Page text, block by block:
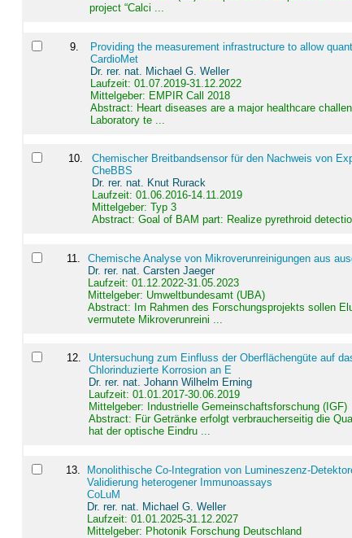
project “Calci ...
9
Providing the measurement infrastructure to allow
CardioMet
Dr. rer. nat. Michael G. Weller
Laufzeit: 01.07.2019-31.12.2022
Mittelgeber: EMPIR Call 2018
Abstract: Heart diseases are a major healthcare
Laboratory te ...
10.
Chemischer Breitbandsensor für den Nachweis von
CheBBS
Dr. rer. nat. Knut Rurack
Laufzeit: 01.06.2016-14.11.2019
Mittelgeber: Typ 3
Abstract:Goal of BAM part: Realize pyrethroid
11
Chemische Analyse von Mikroverunreinigungen aus
Dr. rer. nat. Carsten Jaeger
Laufzeit: 01.12.2022-31.05.2023
Mittelgeber: Umweltbundesamt (UBA)
Abstract: Im Rahmen des Forschungsprojekts sollen
vermutete Mikroverunreini ...
12.
Untersuchung zum Einfluss der Oberflächengüte auf
Chlorinduzierte Korrosion an E
Dr. rer. nat. Johann Wilhelm Erning
Laufzeit: 01.01.2017-30.06.2019
Mittelgeber: Industrielle Gemeinschaftsforschung (IGF)
Abstract: Für Getränke erfolgt verbraucherseitig die
hat der optische Eindru ...
13.
Monolithische Co-Integration von Lumineszenz-
Validierung heterogener Immunoassays
CoLuM
Dr. rer. nat. Michael G. Weller
Laufzeit: 01.01.2025-31.12.2027
Mittelgeber: Photonik Forschung Deutschland